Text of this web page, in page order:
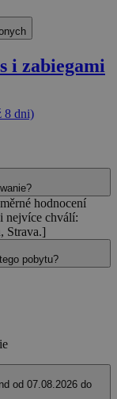
i zabiegami
8 dni)
hodnocení
nejvíce chválí:
Strava.]
pobytu?
od 07.08.2026 do